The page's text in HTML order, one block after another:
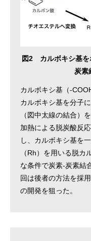
図2 カルボキシ基を
炭素
カルボキシ基（-
カルボキシ基を分子
（図中太線の結合）
加熱による脱炭酸反
し、カルボキシ基を
（Rh）を用いる脱
な条件で炭素-炭素結
回は後者の方法を採
の開発を狙った。